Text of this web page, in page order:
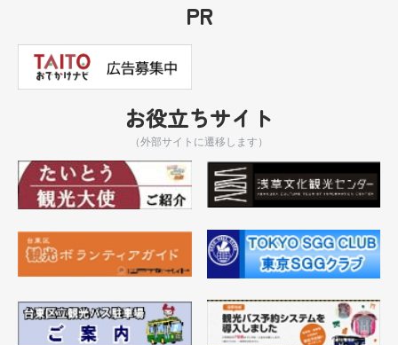
PR
お役立ちサイト
（外部サイトに遷移します）